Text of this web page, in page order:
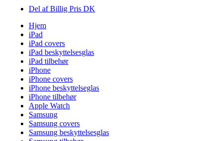
Del af Billig Pris DK
Hjem
iPad
iPad covers
iPad beskyttelsesglas
iPad tilbehør
iPhone
iPhone covers
iPhone beskyttelseglas
iPhone tilbehør
Apple Watch
Samsung
Samsung covers
Samsung beskyttelsesglas